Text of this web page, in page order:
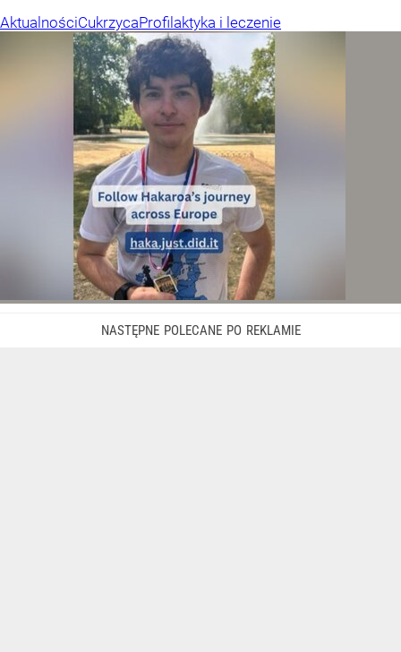
AktualnościCukrzycaProfilaktyka i leczenie